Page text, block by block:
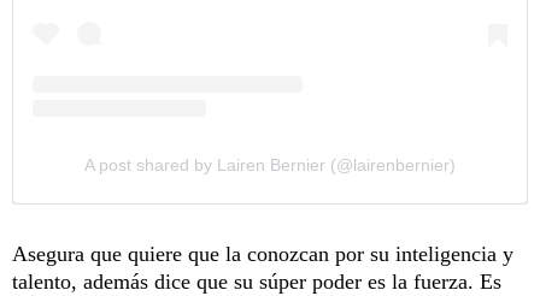
A post shared by Lairen Bernier (@lairenbernier)
Asegura que quiere que la conozcan por su inteligencia y
talento, además dice que su súper poder es la fuerza. Es